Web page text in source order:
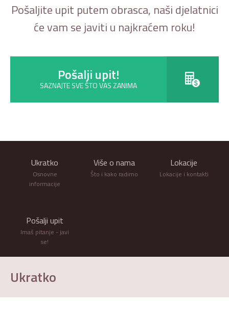
Pošaljite upit putem obrasca, naši djelatnici
će vam se javiti u najkraćem roku!
Pošalji upit!
SAZNAJTE SVE ŠTO VAS ZANIMA
Ukratko
Osnovne
informacije
Više o nama
Što i kako radimo
Lokacije
Lokacije i kontakti
Pošalji upit
Imaš pitanje - javi
se!
Ukratko